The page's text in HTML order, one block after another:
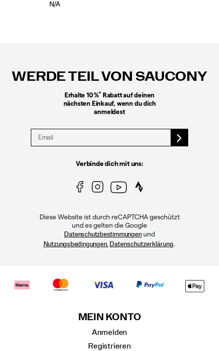
N/A
WERDE TEIL VON SAUCONY
Erhalte 10 %* Rabatt auf deinen
nächsten Einkauf, wenn du dich
anmeldest
Verbinde dich mit uns:
Diese Website ist durch reCAPTCHA geschützt
und es gelten die Google
Datenschutzbestimmungenund
Nutzungsbedingungen. Datenschutzerklärung.
MEIN KONTO
Anmelden
Registrieren